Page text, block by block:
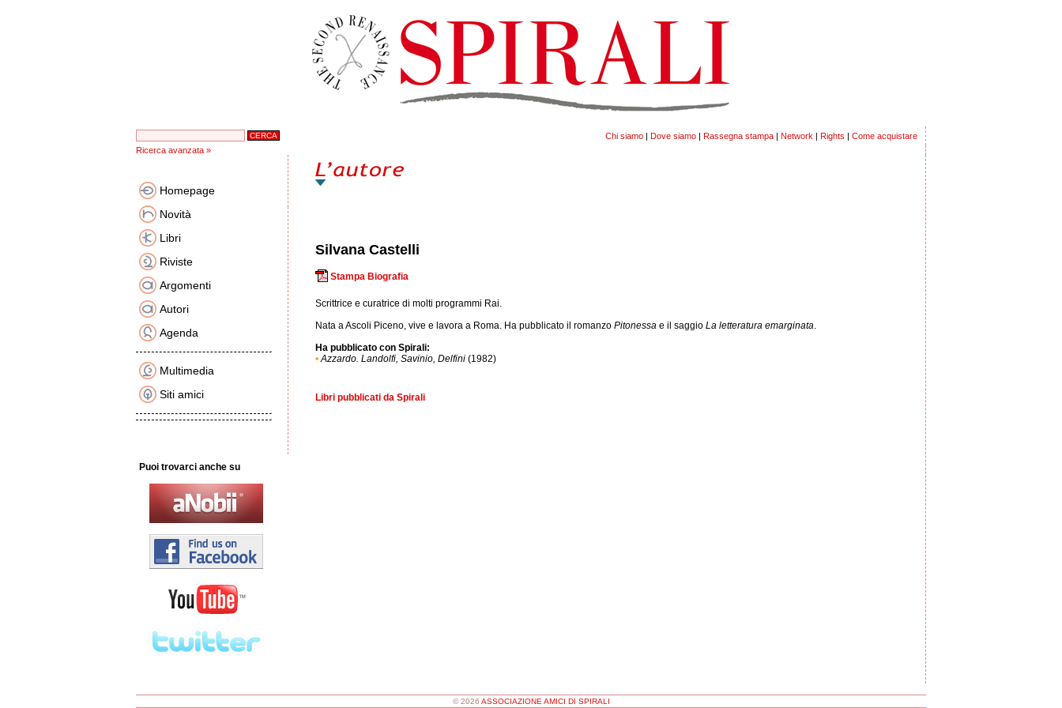
Chi siamo | Dove siamo | Rassegna stampa | Network | Rights | Come acquistare
Ricerca avanzata »
Homepage
Novità
Libri
Riviste
Argomenti
Autori
Agenda
Multimedia
Siti amici
Puoi trovarci anche su
Silvana Castelli
Stampa Biografia
Scrittrice e curatrice di molti programmi Rai.
Nata a Ascoli Piceno, vive e lavora a Roma. Ha pubblicato il romanzo Pitonessa e il saggio La letteratura emarginata.
Ha pubblicato con Spirali:
•Azzardo. Landolfi, Savinio, Delfini (1982)
Libri pubblicati da Spirali
© 2026 ASSOCIAZIONE AMICI DI SPIRALI